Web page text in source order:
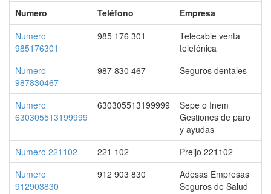
Numero Teléfono
Empresa
Numero
985176301
985 176 301
Telecable venta
telefónica
Numero
987830467
987 830 467 Seguros dentales
Numero
630305513199999
630305513199999
Sepe o Inem
Gestiones de paro
y ayudas
Numero 221102
221 102
Preijo 221102
Numero
912903830
912 903 830
Adesas Empresas
Seguros de Salud